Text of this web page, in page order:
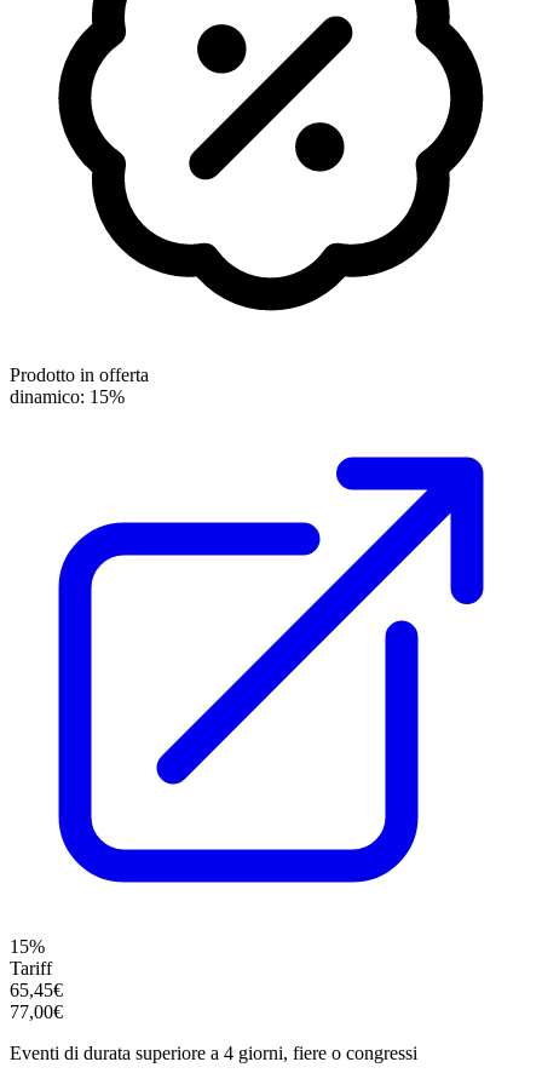
Prodotto in offerta
dinamico: 15%
15%
Tariff
65,45€
77,00€
Eventi di durata superiore a 4 giorni, fiere o congressi